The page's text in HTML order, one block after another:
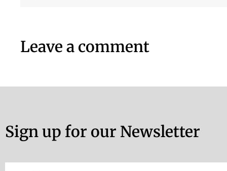
Leave a comment
Sign up for our Newsletter